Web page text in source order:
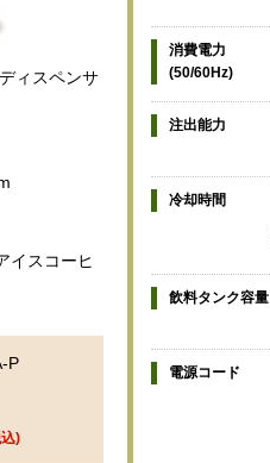
ィスペンサ
イスコーヒ
P
)
消費電力
(50/60Hz)
注出能力
冷却時間
飲料タンク容量
電源コード